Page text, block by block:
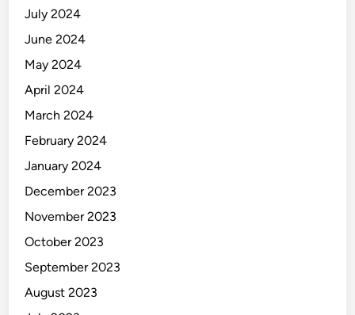
July 2024
June 2024
May 2024
April 2024
March 2024
February 2024
January 2024
December 2023
November 2023
October 2023
September 2023
August 2023